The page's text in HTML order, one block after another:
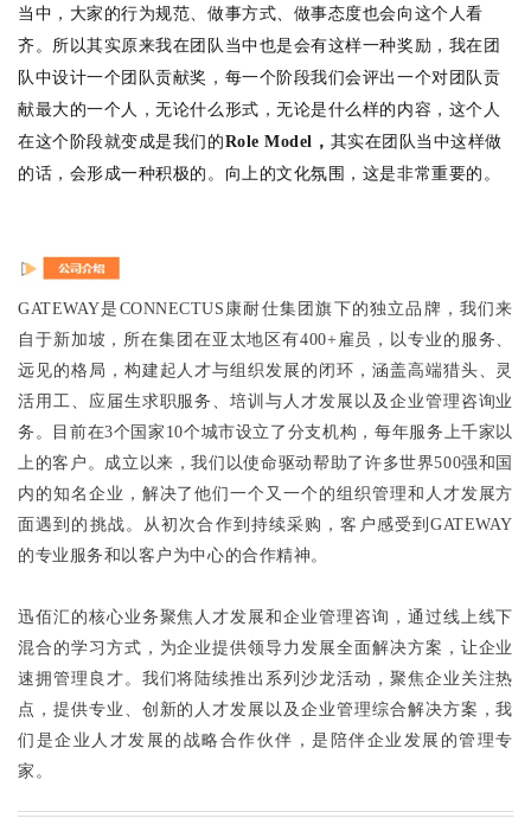
当中，大家的行为规范、做事方式、做事态度也会向这个人看
齐。所以其实原来我在团队当中也是会有这样一种奖励，我在 团
队中设计一个团队贡献奖，每一个阶段我们会评出一个对团队贡
献最大的一个人，无论什么形式，无论是什么样的内容，这个人
在这个阶段就变成是我们的Role Model， 其实在团队当中这样做
的话，会形成一种积极的。向上的文化氛围，这是非常重要的。
GATEWAY是CONNECTUS康耐仕集团旗下的独立品牌，我们来
自于新加坡，所在集团在亚太地区有400+雇员，以专业的服务、
远见的格局，构建起人才与组织发展的闭环，涵盖高端猎头、灵
活用工、应届生求职服务、培训与人才发展以及企业管理咨询业
务。目前在3个国家10个城市设立了分支机构，每年服务上千家以
上的客户。成立以来，我们以使命驱动帮助了许多世界500强和国
内的知名企业，解决了他们一个又一个的组织管理和人才发展方
面遇到的挑战。从初次合作到持续采购，客户感受到GATEWAY
的专业服务和以客户为中心的合作精神。
迅佰汇的核心业务聚焦人才发展和企业管理咨询，通过线上线下
混合的学习方式，为企业提供领导力发展全面解决方案，让企业
速拥管理良才。我们将陆续推出系列沙龙活动，聚焦企业关注热
点，提供专业、创新的人才发展以及企业管理综合解决方案，我
们是企业人才发展的战略合作伙伴，是陪伴企业发展的管理专
家。